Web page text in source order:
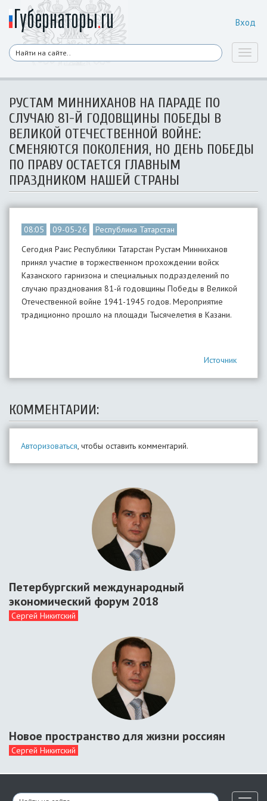
Вход
РУСТАМ МИННИХАНОВ НА ПАРАДЕ ПО
СЛУЧАЮ 81-Й ГОДОВЩИНЫ ПОБЕДЫ В
ВЕЛИКОЙ ОТЕЧЕСТВЕННОЙ ВОЙНЕ:
СМЕНЯЮТСЯ ПОКОЛЕНИЯ, НО ДЕНЬ ПОБЕДЫ
ПО ПРАВУ ОСТАЕТСЯ ГЛАВНЫМ
ПРАЗДНИКОМ НАШЕЙ СТРАНЫ
08:05 09-05-26
Республика Татарстан
Сегодня Раис Республики Татарстан Рустам Минниханов
принял участие в торжественном прохождении войск
Казанского гарнизона и специальных подразделений по
случаю празднования 81-й годовщины Победы в Великой
Отечественной войне 1941-1945 годов. Мероприятие
традиционно прошло на площади Тысячелетия в Казани.
Источник
КОММЕНТАРИИ:
Авторизоваться, чтобы оставить комментарий.
Петербургский международный
экономический форум 2018
Сергей Никитский
Новое пространство для жизни россиян
Сергей Никитский